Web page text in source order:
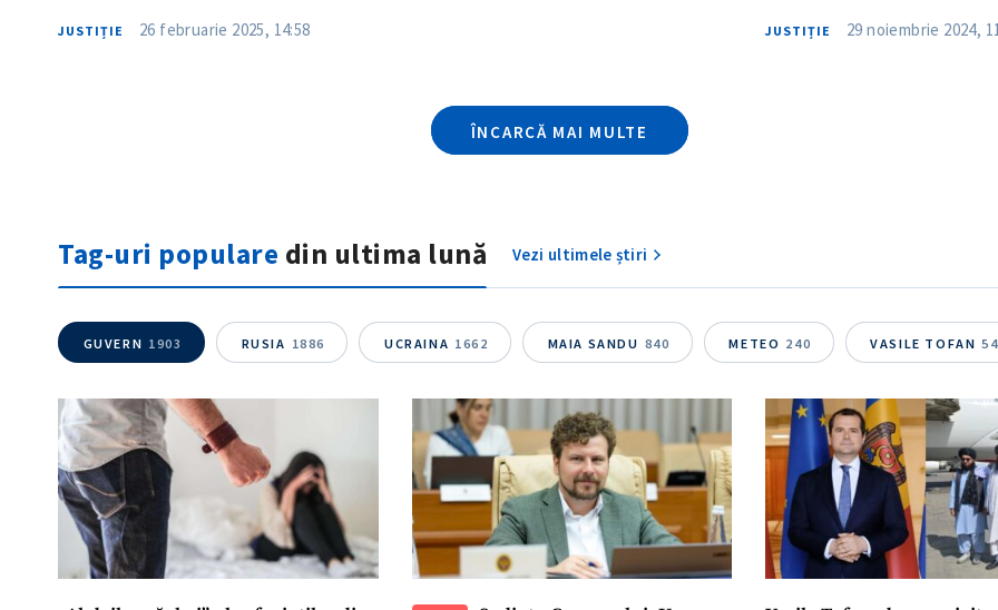
lei
JUSTIȚIE 26 februarie 2025, 14:58 JUSTIȚIE 29 noiembrie 2024,
ÎNCARCĂ MAI MULTE
Tag-uri populare din ultima lună Vezi ultimele știri
GUVERN 1903 RUSIA 1886 UCRAINA 1662 MAIA SANDU 840 METEO 240 VASILE TOFAN 54